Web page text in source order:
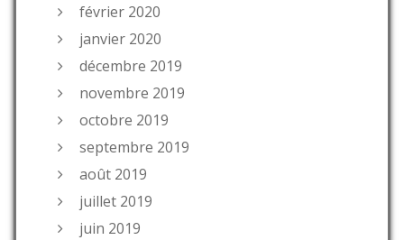
février 2020
janvier 2020
décembre 2019
novembre 2019
octobre 2019
septembre 2019
août 2019
juillet 2019
juin 2019